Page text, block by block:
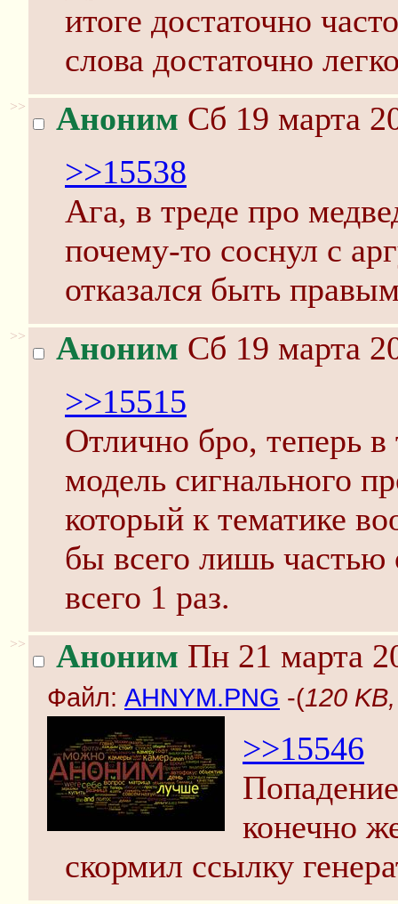
итоге достаточно
слова достаточно
>> Аноним Сб 19 марта
>>15538
Ага, в треде про
почему-то соснул с
отказался быть
>> Аноним Сб 19 марта
>>15515
Отлично бро, теперь в
модель сигнального
который к тематике
бы всего лишь
всего 1 раз.
>> Аноним Пн 21 марта
Файл: AHNYM.PNG -(120
>>15546
конечно
скормил ссылку